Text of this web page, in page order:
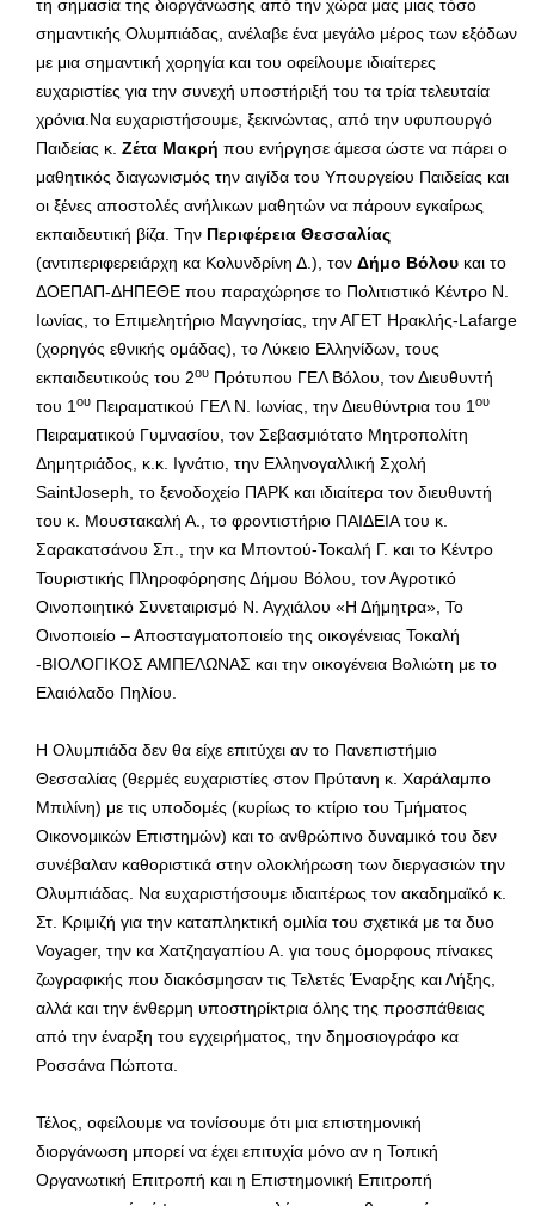
τη σημασία της διοργάνωσης από την χώρα μας μιας τόσο
σημαντικής Ολυμπιάδας, ανέλαβε ένα μεγάλο μέρος των εξόδων
με μια σημαντική χορηγία και του οφείλουμε ιδιαίτερες
ευχαριστίες για την συνεχή υποστήριξή του τα τρία τελευταία
χρόνια.Να ευχαριστήσουμε, ξεκινώντας, από την υφυπουργό
Παιδείας κ. Ζέτα Μακρή που ενήργησε άμεσα ώστε να πάρει ο
μαθητικός διαγωνισμός την αιγίδα του Υπουργείου Παιδείας και
οι ξένες αποστολές ανήλικων μαθητών να πάρουν εγκαίρως
εκπαιδευτική βίζα. Την Περιφέρεια Θεσσαλίας
(αντιπεριφερειάρχη κα Κολυνδρίνη Δ.), τον Δήμο Βόλου και το
ΔΟΕΠΑΠ-ΔΗΠΕΘΕ που παραχώρησε το Πολιτιστικό Κέντρο Ν.
Ιωνίας, το Επιμελητήριο Μαγνησίας, την ΑΓΕΤ Ηρακλής-Lafarge
(χορηγός εθνικής ομάδας), το Λύκειο Ελληνίδων, τους
εκπαιδευτικούς του 2ου Πρότυπου ΓΕΛ Βόλου, τον Διευθυντή
του 1 ου Πειραματικού ΓΕΛ Ν. Ιωνίας, την Διευθύντρια του 1 ου
Πειραματικού Γυμνασίου, τον Σεβασμιότατο Μητροπολίτη
Δημητριάδος, κ.κ. Ιγνάτιο, την Ελληνογαλλική Σχολή
SaintJoseph, το ξενοδοχείο ΠΑΡΚ και ιδιαίτερα τον διευθυντή
του κ. Μουστακαλή Α., το φροντιστήριο ΠΑΙΔΕΙΑ του κ.
Σαρακατσάνου Σπ., την κα Μποντού-Τοκαλή Γ. και το Κέντρο
Τουριστικής Πληροφόρησης Δήμου Βόλου, τον Αγροτικό
Οινοποιητικό Συνεταιρισμό Ν. Αγχιάλου «Η Δήμητρα», Το
Οινοποιείο – Αποσταγματοποιείο της οικογένειας Τοκαλή
-ΒΙΟΛΟΓΙΚΟΣ ΑΜΠΕΛΩΝΑΣ και την οικογένεια Βολιώτη με το
Ελαιόλαδο Πηλίου.
Η Ολυμπιάδα δεν θα είχε επιτύχει αν το Πανεπιστήμιο
Θεσσαλίας (θερμές ευχαριστίες στον Πρύτανη κ. Χαράλαμπο
Μπιλίνη) με τις υποδομές (κυρίως το κτίριο του Τμήματος
Οικονομικών Επιστημών) και το ανθρώπινο δυναμικό του δεν
συνέβαλαν καθοριστικά στην ολοκλήρωση των διεργασιών την
Ολυμπιάδας. Να ευχαριστήσουμε ιδιαιτέρως τον ακαδημαϊκό κ.
Στ. Κριμιζή για την καταπληκτική ομιλία του σχετικά με τα δυο
Voyager, την κα Χατζηαγαπίου Α. για τους όμορφους πίνακες
ζωγραφικής που διακόσμησαν τις Τελετές Έναρξης και Λήξης,
αλλά και την ένθερμη υποστηρίκτρια όλης της προσπάθειας
από την έναρξη του εγχειρήματος, την δημοσιογράφο κα
Ροσσάνα Πώποτα.
Τέλος, οφείλουμε να τονίσουμε ότι μια επιστημονική
διοργάνωση μπορεί να έχει επιτυχία μόνο αν η Τοπική
Οργανωτική Επιτροπή και η Επιστημονική Επιτροπή